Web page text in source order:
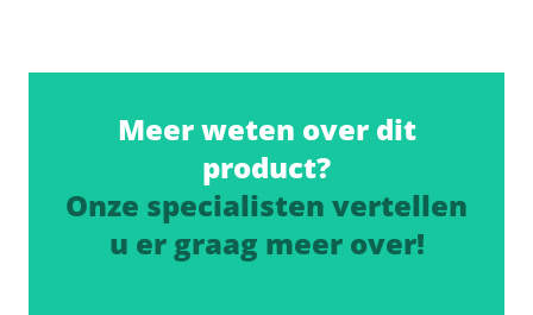
Meer weten over dit
product?
Onze specialisten vertellen
u er graag meer over!